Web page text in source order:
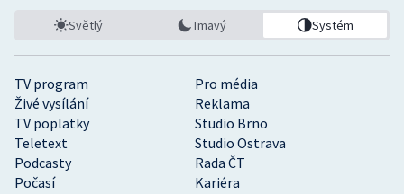
TV program
Pro média
Živé vysílání
Reklama
TV poplatky
Studio Brno
Teletext
Studio Ostrava
Podcasty
Rada ČT
Počasí
Kariéra
Světlý Tmavý Systém